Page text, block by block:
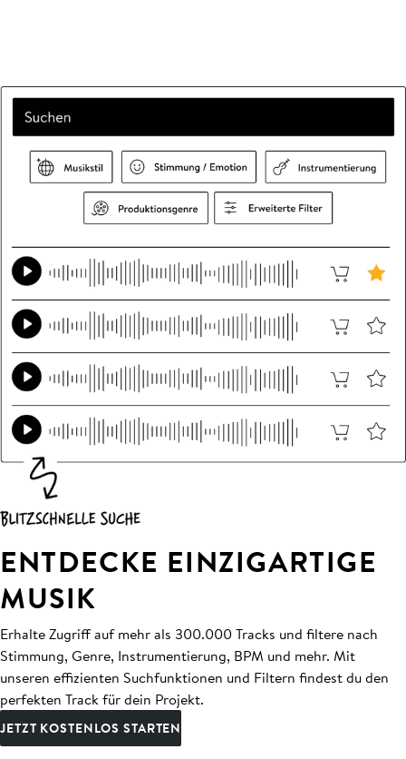
ENTDECKE EINZIGARTIGE
MUSIK
Erhalte Zugriff auf mehr als 300.000 Tracks und filtere nach
Stimmung, Genre, Instrumentierung, BPM und mehr. Mit
unseren effizienten Suchfunktionen und Filtern findest du den
perfekten Track für dein Projekt.
JETZT KOSTENLOS STARTEN